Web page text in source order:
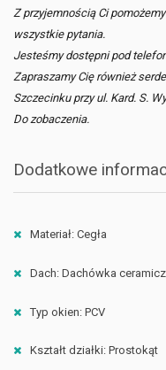
Z przyjemnością Ci
wszystkie pytania.
Jesteśmy dostępni pod
Zapraszamy Cię również
Szczecinku przy ul. Kard. S.
Do zobaczenia.
Dodatkowe
Materiał: Cegła
Dach: Dachówka
Typ okien: PCV
Kształt działki: Prostokąt